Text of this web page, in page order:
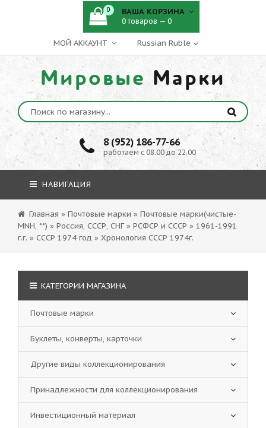
МОЙ АККАУНТ
Мировые Марки
8 (952) 186-77-66
работаем с 08.00 до 22.00
0 ВАША КОРЗИНА
0 товаров — 0
НАВИГАЦИЯ
Главная » Почтовые марки » Почтовые марки(чистые-
MNH, **) » Россия, СССР, СНГ » РСФСР и СССР » 1961-1991
г.г. » СССР 1974 год » Хронология СССР 1974г.
КАТЕГОРИИ МАГАЗИНА
Почтовые марки
Буклеты, конверты, карточки
Другие виды коллекционирования
Принадлежности для коллекционирования
Инвестиционный материал